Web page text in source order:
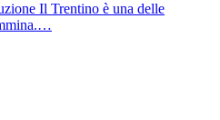
Il Trentino è una delle